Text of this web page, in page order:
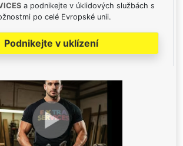
a podnikejte v úklidových službách s
po celé Evropské unii.
Podnikejte v uklízení